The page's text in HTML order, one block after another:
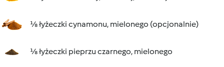
⅛ łyżeczki cynamonu, mielonego (opcjonalnie)
⅛ łyżeczki pieprzu czarnego, mielonego